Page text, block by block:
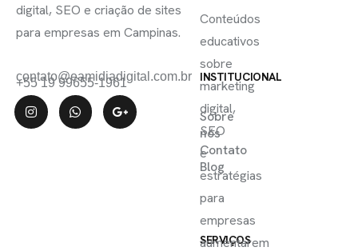
digital, SEO e criação de sites
para empresas em Campinas.
contato@eamidiadigital.com.br
+55 19 99655-1961 INSTITUCIONAL
Sobre
nós
Contato
Blog
SERVIÇOS
Conteúdos
educativos
sobre
marketing
digital,
SEO
e
estratégias
para
empresas
aumentarem